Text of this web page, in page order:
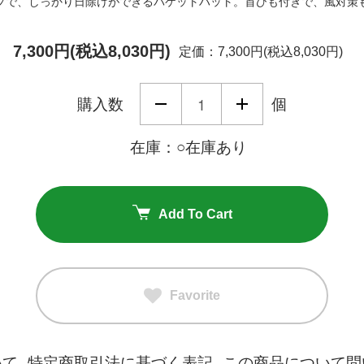
7,300円(税込8,030円) 定価：7,300円(税込8,030円)
購入数 個
在庫：○在庫あり
Add To Cart
Favorite